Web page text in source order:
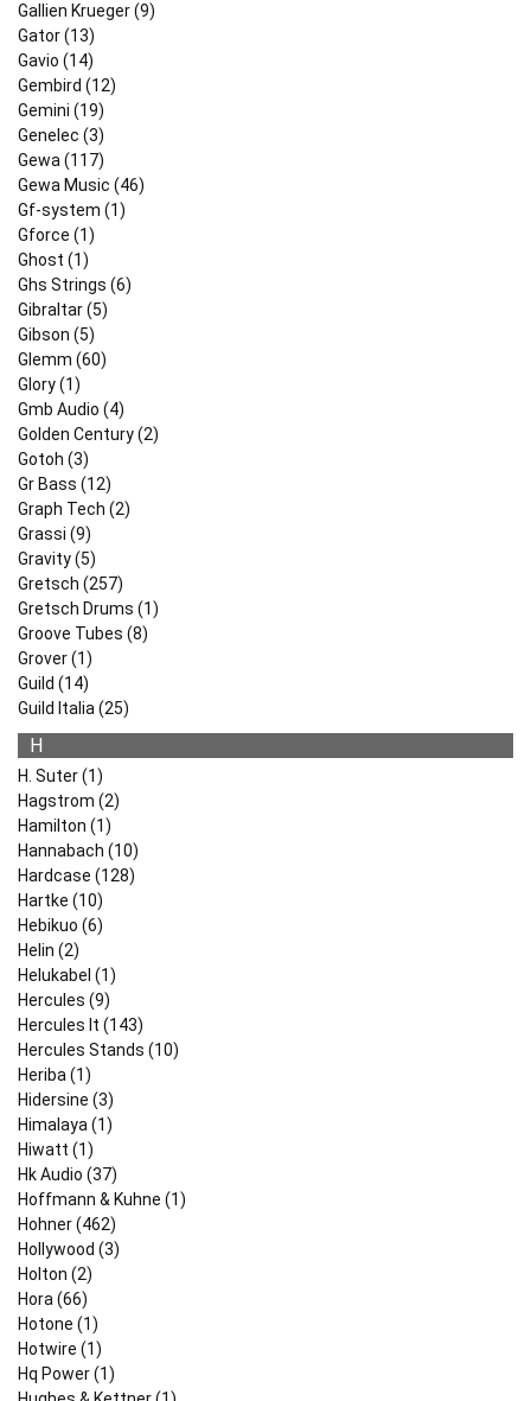
Gallien Krueger (9)
Gator (13)
Gavio (14)
Gembird (12)
Gemini (19)
Genelec (3)
Gewa (117)
Gewa Music (46)
Gf-system (1)
Gforce (1)
Ghost (1)
Ghs Strings (6)
Gibraltar (5)
Gibson (5)
Glemm (60)
Glory (1)
Gmb Audio (4)
Golden Century (2)
Gotoh (3)
Gr Bass (12)
Graph Tech (2)
Grassi (9)
Gravity (5)
Gretsch (257)
Gretsch Drums (1)
Groove Tubes (8)
Grover (1)
Guild (14)
Guild Italia (25)
H
H. Suter (1)
Hagstrom (2)
Hamilton (1)
Hannabach (10)
Hardcase (128)
Hartke (10)
Hebikuo (6)
Helin (2)
Helukabel (1)
Hercules (9)
Hercules It (143)
Hercules Stands (10)
Heriba (1)
Hidersine (3)
Himalaya (1)
Hiwatt (1)
Hk Audio (37)
Hoffmann & Kuhne (1)
Hohner (462)
Hollywood (3)
Holton (2)
Hora (66)
Hotone (1)
Hotwire (1)
Hq Power (1)